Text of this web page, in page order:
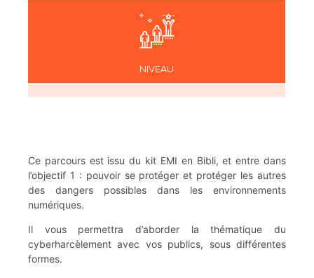
NIVEAU
Ce parcours est issu du kit EMI en Bibli, et entre dans
l’objectif 1 : pouvoir se protéger et protéger les autres
des dangers possibles dans les environnements
numériques.
Il vous permettra d’aborder la thématique du
cyberharcèlement avec vos publics, sous différentes
formes.